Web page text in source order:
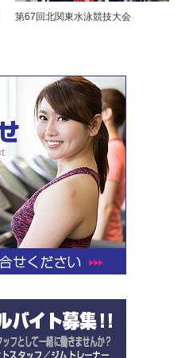
第67回北関東水泳競技大会